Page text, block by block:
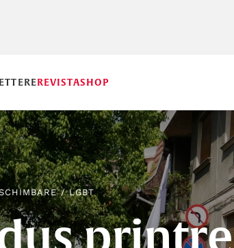
REVISTASHOP
/LGBT
printre